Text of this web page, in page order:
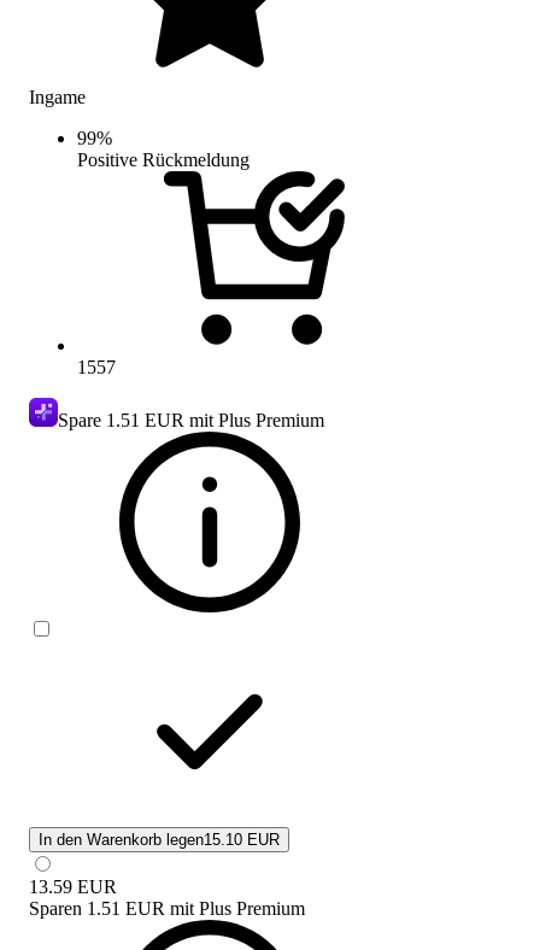
Ingame
99%
Positive Rückmeldung
1557
Spare 1.51 EUR mit Plus Premium
In den Warenkorb legen15.10 EUR
13.59 EUR
Sparen 1.51 EUR mit Plus Premium